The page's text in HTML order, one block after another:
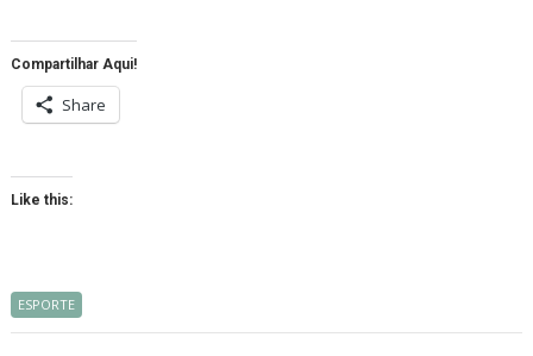
Compartilhar Aqui!
Share
Like this:
ESPORTE